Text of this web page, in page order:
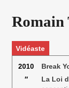
Romain
Vidéaste
2010 Break
″
La Loi